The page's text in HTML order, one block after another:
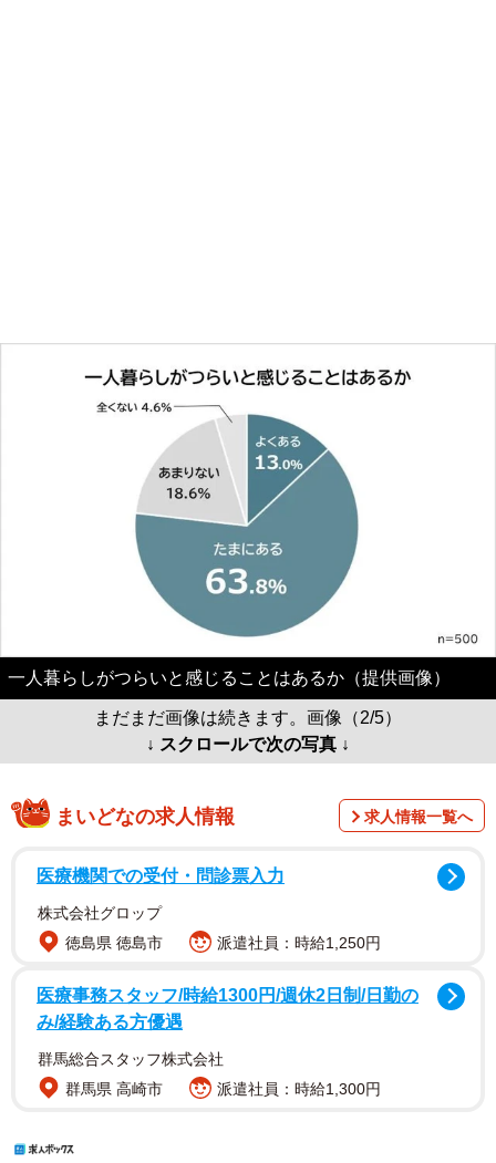
一人暮らしがつらいと感じることはあるか（提供画像）
まだまだ画像は続きます。画像（2/5）
↓ スクロールで次の写真 ↓
まいどなの求人情報 求人情報一覧へ
医療機関での受付・問診票入力
株式会社グロップ
徳島県 徳島市
派遣社員：時給1,250円
医療事務スタッフ/時給1300円/週休2日制/日勤の
み/経験ある方優遇
群馬総合スタッフ株式会社
群馬県 高崎市
派遣社員：時給1,300円